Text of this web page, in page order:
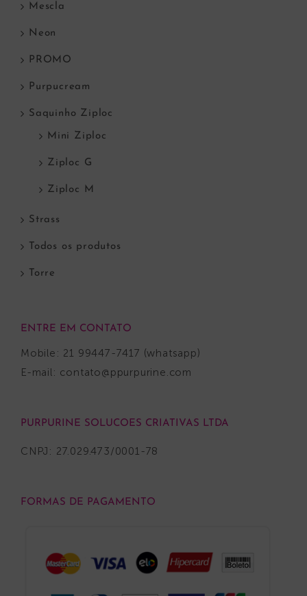
Mescla
Neon
PROMO
Purpucream
Saquinho Ziploc
Mini Ziploc
Ziploc G
Ziploc M
Strass
Todos os produtos
Torre
ENTRE EM CONTATO
Mobile: 21 99447-7417 (whatsapp)
E-mail: contato@ppurpurine.com
PURPURINE SOLUCOES CRIATIVAS LTDA
CNPJ: 27.029.473/0001-78
FORMAS DE PAGAMENTO